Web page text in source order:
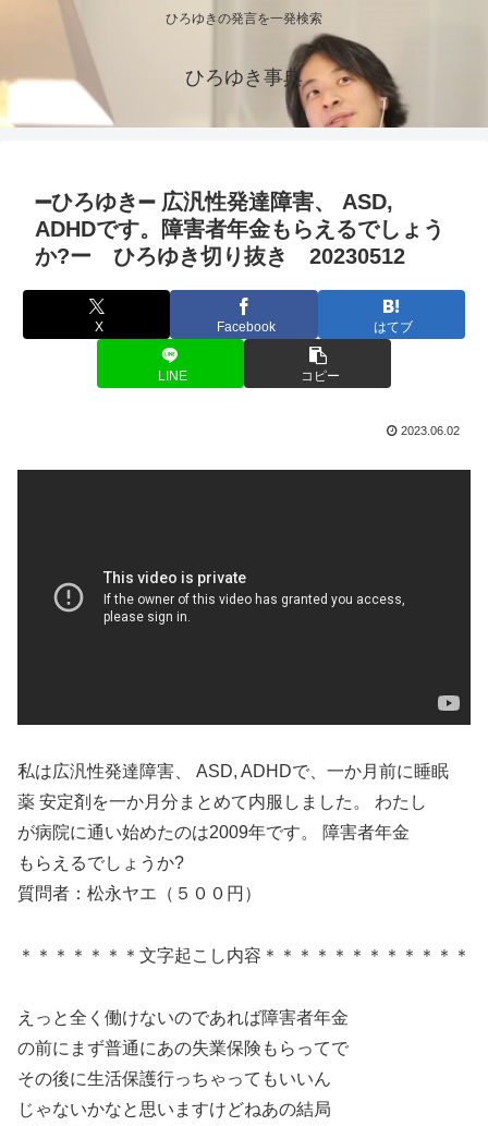
ひろゆきの発言を一発検索
ひろゆき事典
➖ひろゆき➖ 広汎性発達障害、 ASD,
ADHDです。障害者年金もらえるでしょう
か?ー ひろゆき切り抜き 20230512
X Facebook はてブ
LINE コピー
2023.06.02
私は広汎性発達障害、 ASD, ADHDで、一か月前に睡眠
薬 安定剤を一か月分まとめて内服しました。 わたし
が病院に通い始めたのは2009年です。 障害者年金
もらえるでしょうか?
質問者：松永ヤエ（５００円）
＊＊＊＊＊＊＊文字起こし内容＊＊＊＊＊＊＊＊＊＊＊＊
えっと全く働けないのであれば障害者年金
の前にまず普通にあの失業保険もらってで
その後に生活保護行っちゃってもいいん
じゃないかなと思いますけどねあの結局